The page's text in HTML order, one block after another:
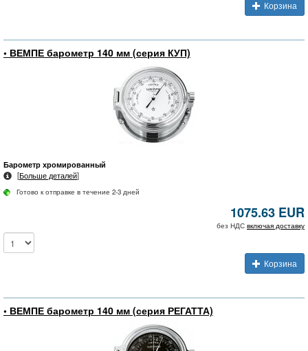
Корзина
• ВЕМПЕ барометр 140 мм (серия КУП)
Барометр хромированный
[Больше деталей]
Готово к отправке в течение 2-3 дней
1075.63 EUR
без НДС включая доставку
Корзина
• ВЕМПЕ барометр 140 мм (серия РЕГАТТА)